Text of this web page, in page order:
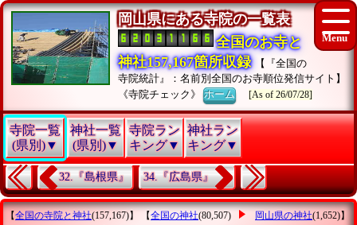
岡山県にある寺院の一覧表
全国のお寺と
神社157,167箇所収録
【『全国の
寺院統計』：名前別全国のお寺順位発信サイト】
《寺院チェック》ホーム [As of 26/07/28]
寺院一覧
(県別)▼
神社一覧
(県別)▼
寺院ラン
キング▼
神社ラン
キング▼
32.『島根県』 34.『広島県』
【全国の寺院と神社(157,167)】 【全国の神社(80,507) 岡山県の神社(1,652)】